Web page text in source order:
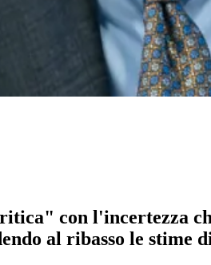
con l'incertezza
al ribasso le stime